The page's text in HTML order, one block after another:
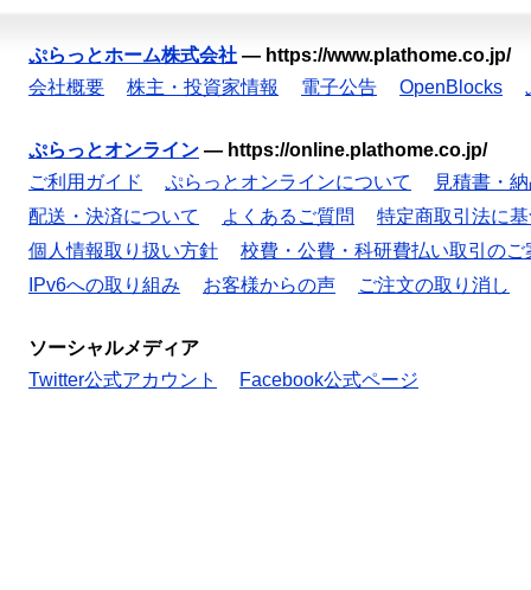
ぷらっとホーム株式会社 — https://www.plathome.co.jp/
会社概要
株主・投資家情報 電子公告 OpenBlocks
ぷらっとオンライン — https://online.plathome.co.jp/
ご利用ガイド
ぷらっとオンラインについて
見積書・
配送・決済について
よくあるご質問
特定商取引法に
個人情報取り扱い方針
校費・公費・科研費払い取引のご
IPv6への取り組み
お客様からの声 ご注文の取り消し
ソーシャルメディア
Twitter公式アカウント
Facebook公式ページ